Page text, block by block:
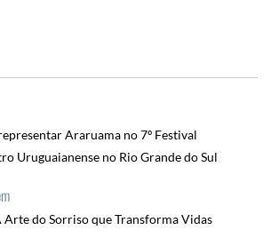
Araruama no 7º Festival
Uruguaianense no Rio Grande do Sul
Arte do Sorriso que Transforma Vidas